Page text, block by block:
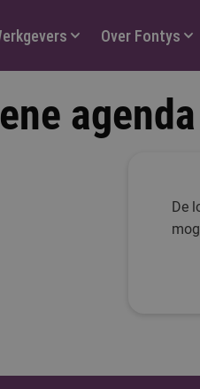
Over Fontys
De